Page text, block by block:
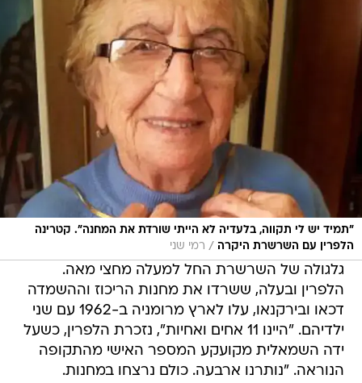
"תמיד יש לי תקווה, בלעדיה לא הייתי שורדת את המחנה". קטרינה
הלפרין עם השרשרת היקרה / רמי שני
גלגולה של השרשרת החל למעלה מחצי מאה.
הלפרין ובעלה, ששרדו את מחנות הריכוז וההשמדה
דכאו ובירקנאו, עלו לארץ מרומניה ב-1962 עם שני
ילדיהם. "היינו 11 אחים ואחיות", נזכרת הלפרין, כשעל
ידה השמאלית מקועקע המספר האישי מהתקופה
הנוראה. "נותרנו ארבעה. כולם נרצחו במחנות.